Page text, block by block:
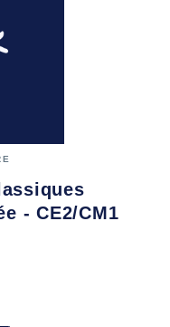
- CE2/CM1